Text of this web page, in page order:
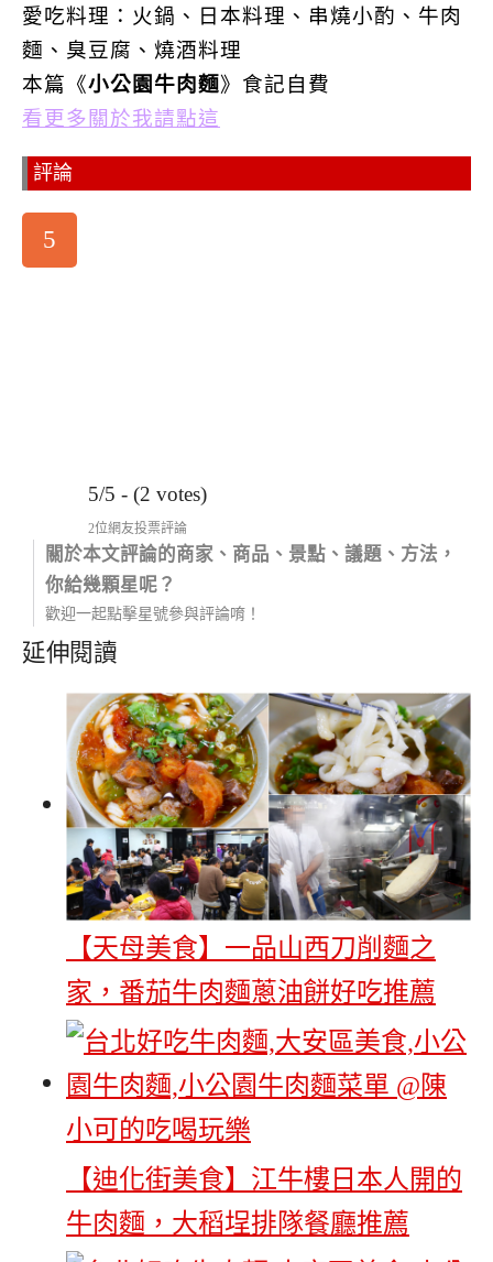
愛吃料理：火鍋、日本料理、串燒小酌、牛肉
麵、臭豆腐、燒酒料理
本篇 《小公園牛肉麵》 食記自費
看更多關於我請點這
評論
5
5/5 - (2 votes)
2位網友投票評論
關於本文評論的商家、商品、景點、議題、方法，
你給幾顆星呢？
歡迎一起點擊星號參與評論唷！
延伸閱讀
【天母美食】一品山西刀削麵之
家，番茄牛肉麵蔥油餅好吃推薦
【迪化街美食】江牛樓日本人開的
牛肉麵，大稻埕排隊餐廳推薦